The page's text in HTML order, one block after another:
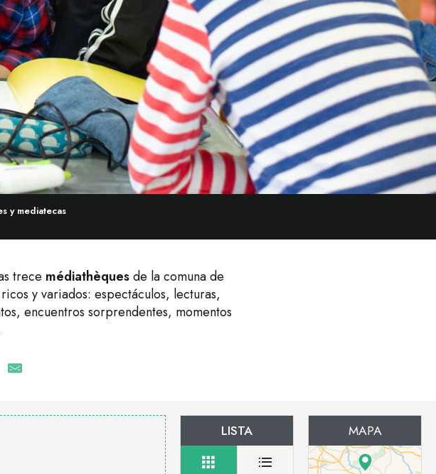
y mediatecas
trece médiathèquesde la comuna de
y variados: espectáculos, lecturas,
encuentros sorprendentes, momentos
LISTA MAPA